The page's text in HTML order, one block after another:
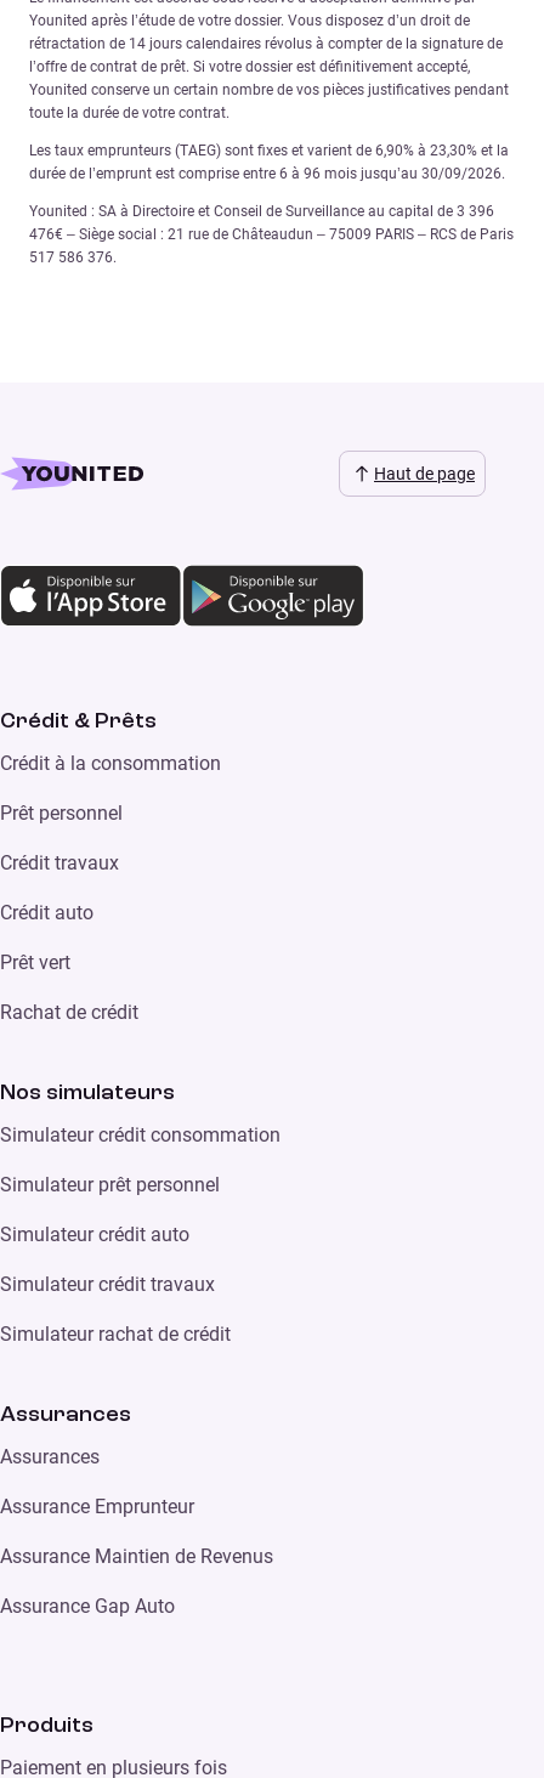
Younited après l’étude de votre dossier. Vous disposez d’un droit de
rétractation de 14 jours calendaires révolus à compter de la signature de
l’offre de contrat de prêt. Si votre dossier est définitivement accepté,
Younited conserve un certain nombre de vos pièces justificatives pendant
toute la durée de votre contrat.
Les taux emprunteurs (TAEG) sont fixes et varient de 6,90% à 23,30% et la
durée de l’emprunt est comprise entre 6 à 96 mois jusqu’au 30/09/2026.
Younited : SA à Directoire et Conseil de Surveillance au capital de 3 396
476€ – Siège social : 21 rue de Châteaudun – 75009 PARIS – RCS de Paris
517 586 376.
Haut de page
Crédit & Prêts
Crédit à la consommation
Prêt personnel
Crédit travaux
Crédit auto
Prêt vert
Rachat de crédit
Nos simulateurs
Simulateur crédit consommation
Simulateur prêt personnel
Simulateur crédit auto
Simulateur crédit travaux
Simulateur rachat de crédit
Assurances
Assurances
Assurance Emprunteur
Assurance Maintien de Revenus
Assurance Gap Auto
Produits
Paiement en plusieurs fois